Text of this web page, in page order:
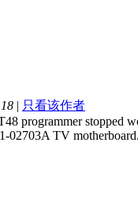
| 只看该作者
programmer stopped
02703A TV motherboard.